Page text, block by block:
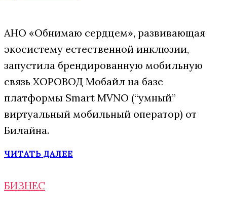
АНО «Обнимаю сердцем», развивающая
экосистему естественной инклюзии,
запустила брендированную мобильную
связь ХОРОВОД Мобайл на базе
платформы Smart MVNO (“умный”
виртуальный мобильный оператор) от
Билайна.
ЧИТАТЬ ДАЛЕЕ
БИЗНЕС